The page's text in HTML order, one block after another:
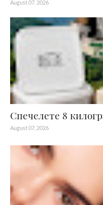
August 07, 2026
Спечелете 8
August 07, 2026